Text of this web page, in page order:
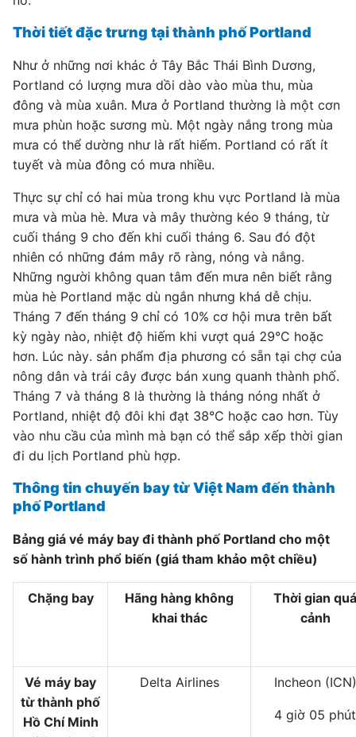
Thời tiết đặc trưng tại thành phố Portland
Như ở những nơi khác ở Tây Bắc Thái Bình Dương,
Portland có lượng mưa dồi dào vào mùa thu, mùa
đông và mùa xuân. Mưa ở Portland thường là một cơn
mưa phùn hoặc sương mù. Một ngày nắng trong mùa
mưa có thể dường như là rất hiếm. Portland có rất ít
tuyết và mùa đông có mưa nhiều.
Thực sự chỉ có hai mùa trong khu vực Portland là mùa
mưa và mùa hè. Mưa và mây thường kéo 9 tháng, từ
cuối tháng 9 cho đến khi cuối tháng 6. Sau đó đột
nhiên có những đám mây rõ ràng, nóng và nắng.
Những người không quan tâm đến mưa nên biết rằng
mùa hè Portland mặc dù ngắn nhưng khá dễ chịu.
Tháng 7 đến tháng 9 chỉ có 10% cơ hội mưa trên bất
kỳ ngày nào, nhiệt độ hiếm khi vượt quá 29°C hoặc
hơn. Lúc này. sản phẩm địa phương có sẵn tại chợ của
nông dân và trái cây được bán xung quanh thành phố.
Tháng 7 và tháng 8 là thường là tháng nóng nhất ở
Portland, nhiệt độ đôi khi đạt 38°C hoặc cao hơn. Tùy
vào nhu cầu của mình mà bạn có thể sắp xếp thời gian
đi du lịch Portland phù hợp.
Thông tin chuyến bay từ Việt Nam đến thành
phố Portland
Bảng giá vé máy bay đi thành phố Portland cho một
số hành trình phổ biến (giá tham khảo một chiều)
Chặng bay
Hãng hàng không
khai thác
Thời gian quá
cảnh
Vé máy bay
từ thành phố
Hồ Chí Minh
Delta Airlines Incheon (ICN)
4 giờ 05 phút